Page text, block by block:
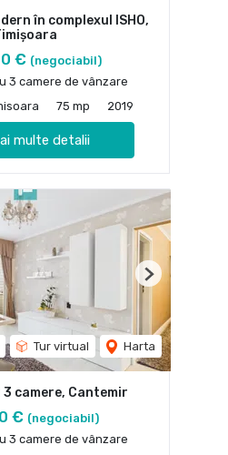
în complexul ISHO,
€ (negociabil)
3 camere de vânzare
75 mp 2019
multe detalii
Tur virtual Harta
Next
camere, Cantemir
€ (negociabil)
3 camere de vânzare